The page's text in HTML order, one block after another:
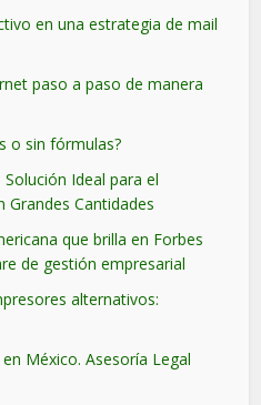
en una estrategia de mail
paso a paso de manera
o sin fórmulas?
Ideal para el
Grandes Cantidades
que brilla en Forbes
de gestión empresarial
alternativos:
México. Asesoría Legal